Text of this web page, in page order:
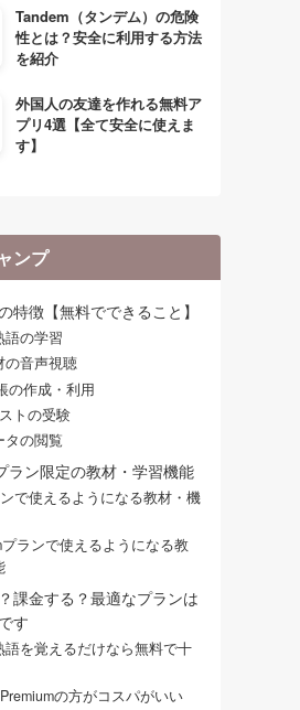
Tandem（タンデム）の危険
性とは？安全に利用する方法
を紹介
外国人の友達を作れる無料ア
プリ4選【全て安全に使えま
す】
ンプ
特徴【無料でできること】
語の学習
の音声視聴
の作成・利用
トの受験
タの閲覧
ラン限定の教材・学習機能
で使えるようになる教材・機
プランで使えるようになる教
課金する？最適なプランは
す
語を覚えるだけなら無料で十
の方がコスパがいい